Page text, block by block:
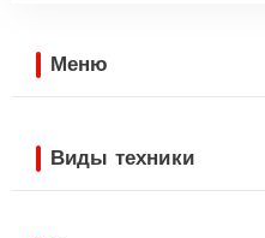
Меню
Виды техники